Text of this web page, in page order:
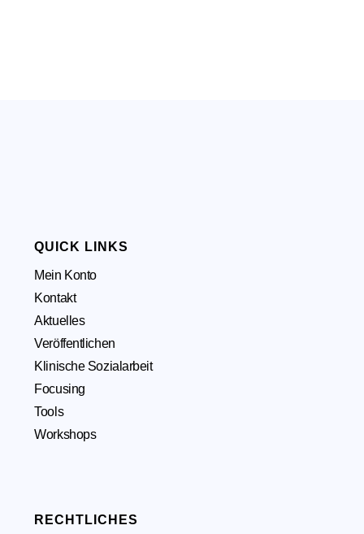
RECHTLICHES
QUICK LINKS
Mein Konto
Kontakt
Aktuelles
Veröffentlichen
Klinische Sozialarbeit
Focusing
Tools
Workshops